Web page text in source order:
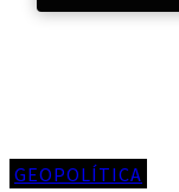
GEOPOLÍTICA